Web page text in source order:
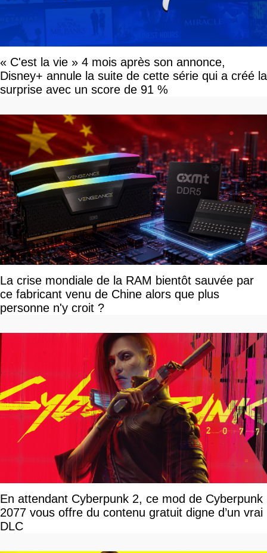
« C'est la vie » 4 mois après son annonce,
Disney+ annule la suite de cette série qui a créé la
surprise avec un score de 91 %
La crise mondiale de la RAM bientôt sauvée par
ce fabricant venu de Chine alors que plus
personne n'y croit ?
En attendant Cyberpunk 2, ce mod de Cyberpunk
2077 vous offre du contenu gratuit digne d’un vrai
DLC